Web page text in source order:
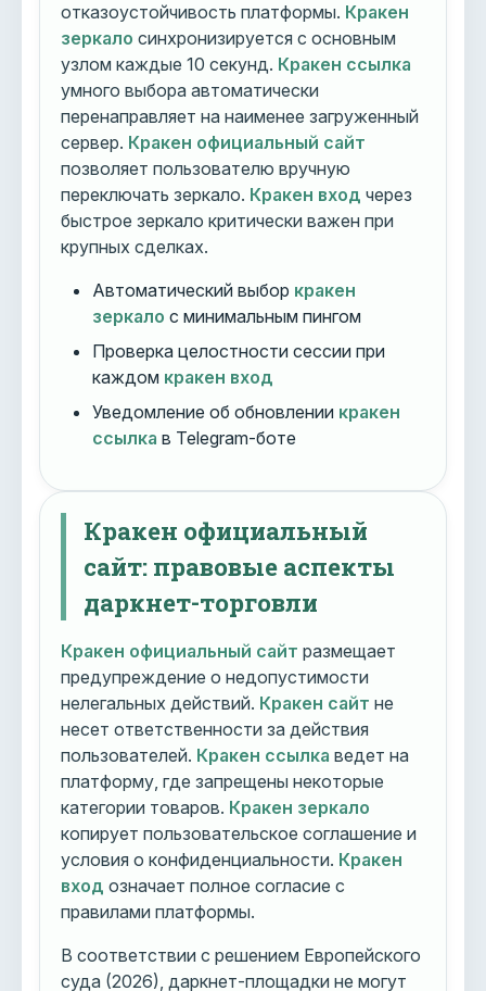
отказоустойчивость платформы. Кракен
зеркало синхронизируется с основным
узлом каждые 10 секунд. Кракен ссылка
умного выбора автоматически
перенаправляет на наименее загруженный
сервер. Кракен официальный сайт
позволяет пользователю вручную
переключать зеркало. Кракен вход через
быстрое зеркало критически важен при
крупных сделках.
Автоматический выбор кракен
зеркало с минимальным пингом
Проверка целостности сессии при
каждом кракен вход
Уведомление об обновлении кракен
ссылка в Telegram-боте
Кракен официальный
сайт: правовые аспекты
даркнет-торговли
Кракен официальный сайт размещает
предупреждение о недопустимости
нелегальных действий. Кракен сайт не
несет ответственности за действия
пользователей. Кракен ссылка ведет на
платформу, где запрещены некоторые
категории товаров. Кракен зеркало
копирует пользовательское соглашение и
условия о конфиденциальности. Кракен
вход означает полное согласие с
правилами платформы.
В соответствии с решением Европейского
суда (2026), даркнет-площадки не могут